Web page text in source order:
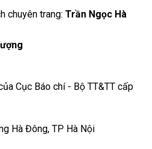
chuyên trang: Trần Ngọc Hà
Cục Báo chí - Bộ TT&TT cấp
Hà Đông, TP Hà Nội